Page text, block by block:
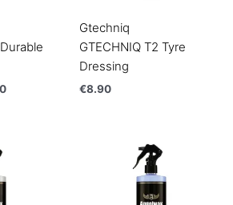
Gtechniq
GTECHNIQ T2 Tyre
Dressing
€8.90